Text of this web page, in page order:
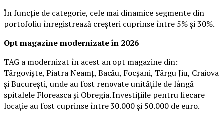
În funcție de categorie, cele mai dinamice segmente din
portofoliu înregistrează creșteri cuprinse între 5% și 30%.
Opt magazine modernizate în 2026
TAG a modernizat în acest an opt magazine din:
Târgoviște, Piatra Neamț, Bacău, Focșani, Târgu Jiu, Craiova
și București, unde au fost renovate unitățile de lângă
spitalele Floreasca și Obregia. Investițiile pentru fiecare
locație au fost cuprinse între 30.000 și 50.000 de euro.